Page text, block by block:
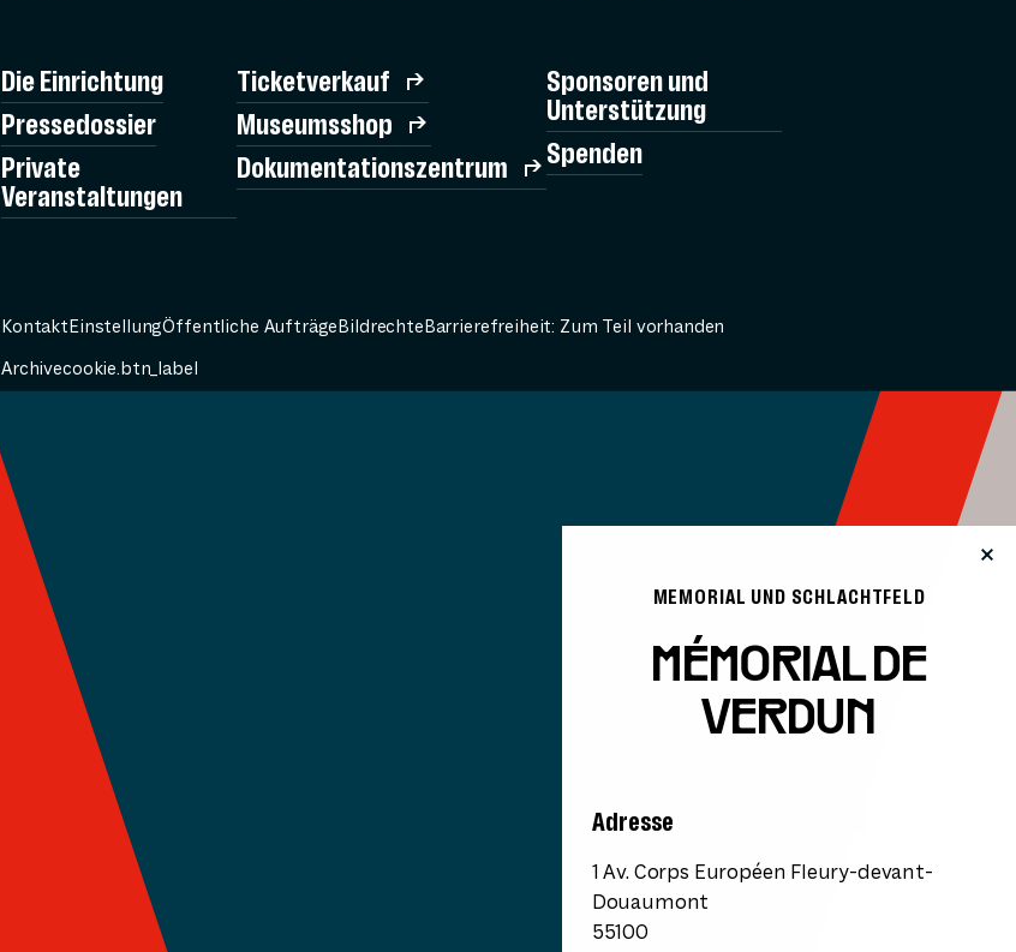
Die Einrichtung
Pressedossier
Private
Veranstaltungen
Ticketverkauf
Museumsshop
Dokumentationszentrum
Sponsoren und
Unterstützung
Spenden
KontaktEinstellungÖffentliche AufträgeBildrechteBarrierefreiheit: Zum Teil vorhanden
Archivecookie.btn_label
MEMORIAL UND SCHLACHTFELD
MÉMORIAL DE
VERDUN
Adresse
1 Av. Corps Européen Fleury-devant-
Douaumont
55100